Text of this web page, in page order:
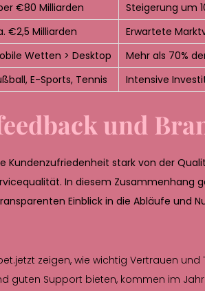
€80 Milliarden
Steigerung um
€2,5 Milliarden
Erwartete
Wetten > Desktop
Mehr als 70%
E-Sports, Tennis Intensive
und
Kundenzufriedenheit stark von der
In diesem Zusammenhang
Einblick in die Abläufe
zeigen, wie wichtig Vertrauen
guten Support bieten, kommen im